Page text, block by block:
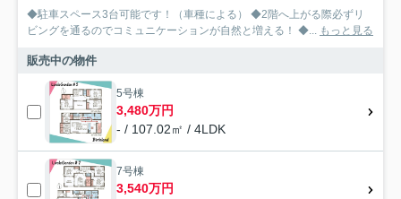
◆駐車スペース3台可能です！（車種による） ◆2階へ上がる際必ずリ
ビングを通るのでコミュニケーションが自然と増える！ ◆... もっと見る
販売中の物件
5号棟
3,480万円
- / 107.02㎡ / 4LDK
7号棟
3,540万円